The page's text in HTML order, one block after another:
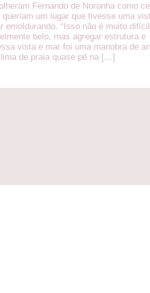
Fernando de Noronha como
queriam um lugar que tivesse uma
emoldurando. “Isso não é muito
belo, mas agregar estrutura e
vista e mar foi uma manobra de
de praia quase pé na […]